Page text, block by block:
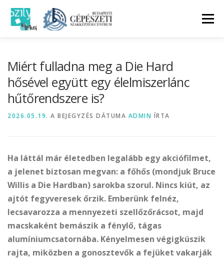
tartalomhoz
Menü
ISMERD MEG A SZILYT
Miért fulladna meg a Die Hard
hősével együtt egy élelmiszerlánc
hűtőrendszere is?
2026.05.19. A BEJEGYZÉS DÁTUMA ADMIN ÍRTA
Ha láttál már életedben legalább egy akciófilmet,
a jelenet biztosan megvan: a főhős (mondjuk Bruce
Willis a Die Hardban) sarokba szorul. Nincs kiút, az
ajtót fegyveresek őrzik. Emberünk felnéz,
lecsavarozza a mennyezeti szellőzőrácsot, majd
macskaként bemászik a fénylő, tágas
alumíniumcsatornába. Kényelmesen végigkúszik
rajta, miközben a gonosztevők a fejüket vakarják